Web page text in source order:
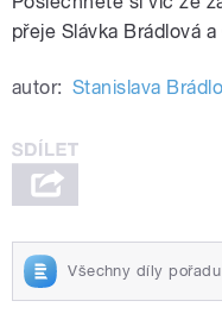
něco špatně
přeje Slávka Brádlová
autor: Stanislava
Všechny díly